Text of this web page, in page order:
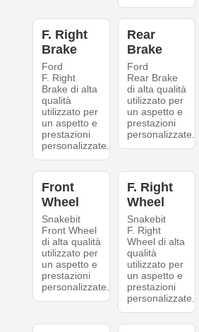
F. Right
Brake
Ford
F. Right
Brake di alta
qualità
utilizzato per
un aspetto e
prestazioni
personalizzate.
Rear
Brake
Ford
Rear Brake
di alta qualità
utilizzato per
un aspetto e
prestazioni
personalizzate.
Front
Wheel
Snakebit
Front Wheel
di alta qualità
utilizzato per
un aspetto e
prestazioni
personalizzate.
F. Right
Wheel
Snakebit
F. Right
Wheel di alta
qualità
utilizzato per
un aspetto e
prestazioni
personalizzate.